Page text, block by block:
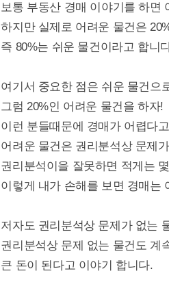
보통 부동산 경매 이야기를 하면
하지만 실제로 어려운 물건은
즉 80%는 쉬운 물건이라고 합니
여기서 중요한 점은 쉬운 물건으
그럼 20%인 어려운 물건을 하자!
이런 분들때문에 경매가 어렵다
어려운 물건은 권리분석상 문제
권리분석이을 잘못하면 적게는
이렇게 내가 손해를 보면 경매는
저자도 권리분석상 문제가 없는
권리분석상 문제 없는 물건도 계
큰 돈이 된다고 이야기 합니다.